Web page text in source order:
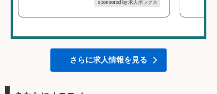
sponsored by 求人ボックス
さらに求人情報を見る